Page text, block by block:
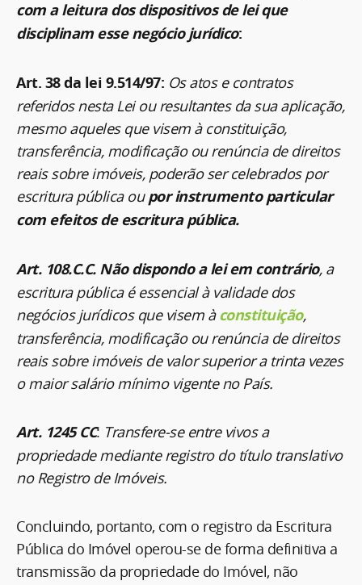
com a leitura dos dispositivos de lei que
disciplinam esse negócio jurídico:
Art. 38 da lei 9.514/97: Os atos e contratos
referidos nesta Lei ou resultantes da sua aplicação,
mesmo aqueles que visem à constituição,
transferência, modificação ou renúncia de direitos
reais sobre imóveis, poderão ser celebrados por
escritura pública oupor instrumento particular
com efeitos de escritura pública.
Art. 108.C.C. Não dispondo a lei em contrário, a
escritura pública é essencial à validade dos
negócios jurídicos que visem àconstituição,
transferência, modificação ou renúncia de direitos
reais sobre imóveis de valor superior a trinta vezes
o maior salário mínimo vigente no País.
Art. 1245 CC: Transfere-se entre vivos a
propriedade mediante registro do título translativo
no Registro de Imóveis.
Concluindo, portanto, com o registro da Escritura
Pública do Imóvel operou-se de forma definitiva a
transmissão da propriedade do Imóvel, não